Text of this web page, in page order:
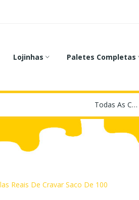
Lojinhas Paletes Completas
Todas As Categorias
Reais De Cravar Saco De 100